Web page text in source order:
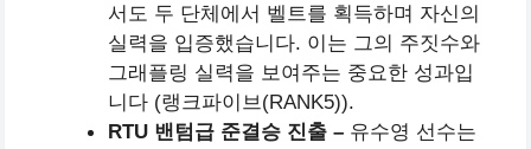
서도 두 단체에서 벨트를 획득하며 자신의
실력을 입증했습니다. 이는 그의 주짓수와
그래플링 실력을 보여주는 중요한 성과입
니다​ (랭크파이브(RANK5)).
RTU 밴텀급 준결승 진출 – 유수영 선수는